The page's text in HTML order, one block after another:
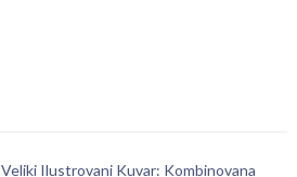
Veliki Ilustrovani Kuvar: Kombinovana